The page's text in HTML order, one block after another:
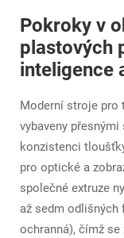
Pokroky v
plastových
inteligence
Moderní stroje pro
vybaveny
konzistenci
pro optické a
společné extruze
až sedm odlišných
ochranná), čímž se